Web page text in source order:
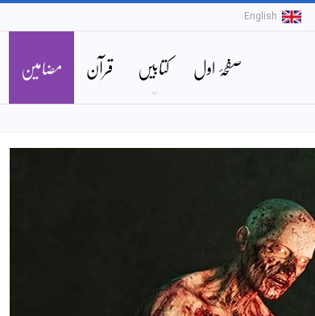
English
صفحۂ اول کتابیں قرآن مضامین